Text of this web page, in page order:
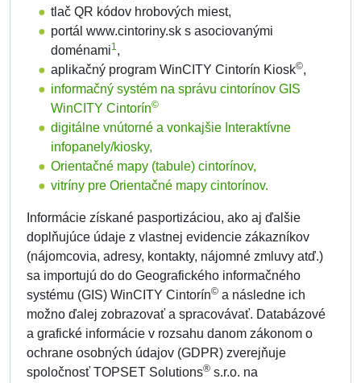
tlač QR kódov hrobových miest,
portál www.cintoriny.sk s asociovanými
doménami1,
aplikačný program WinCITY Cintorín Kiosk©,
informačný systém na správu cintorínov GIS
WinCITY Cintorín©
digitálne vnútorné a vonkajšie Interaktívne
infopanely/kiosky,
Orientačné mapy (tabule) cintorínov,
vitríny pre Orientačné mapy cintorínov.
Informácie získané pasportizáciou, ako aj ďalšie
doplňujúce údaje z vlastnej evidencie zákazníkov
(nájomcovia, adresy, kontakty, nájomné zmluvy atď.)
sa importujú do do Geografického informačného
systému (GIS) WinCITY Cintorín© a následne ich
možno ďalej zobrazovať a spracovávať. Databázové
a grafické informácie v rozsahu danom zákonom o
ochrane osobných údajov (GDPR) zverejňuje
spoločnosť TOPSET Solutions® s.r.o. na